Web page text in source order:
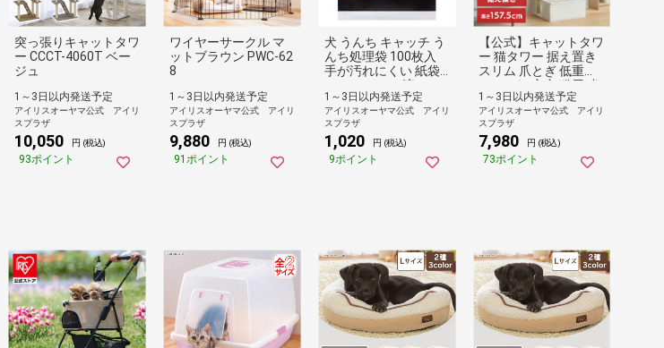
突っ張りキャットタワ
ー CCCT-4060T ベー
ジュ
1～3日以内発送予定
アイリスオーヤマ公式 アイリ
スプラザ
10,050 円 (税込)
93ポイント
ワイヤーサークル マ
ットブラウン PWC-62
8
1～3日以内発送予定
アイリスオーヤマ公式 アイリ
スプラザ
9,880 円 (税込)
91ポイント
犬 うんち キャッチ う
んち処理袋 100枚入
手が汚れにくい 紙袋
ごと トイレに流せる
水に溶ける 散歩 お出
かけ 旅行 マナー袋 う
んち袋 拾う 簡単 ペッ
ト用マナー袋 P-MNB1
00 アイリスオーヤマ
1～3日以内発送予定
アイリスオーヤマ公式 アイリ
スプラザ
1,020 円 (税込)
9ポイント
【公式】キャットタワ
ー 猫タワー 据え置き
スリム 爪とぎ 低重心
おしゃれ 安定 猫用 省
スペース ステップ 収
納 シニア 北欧 丈夫 滑
りにくい アイリスオ
ーヤマ SFC-157
1～3日以内発送予定
アイリスオーヤマ公式 アイリ
スプラザ
7,980 円 (税込)
73ポイント